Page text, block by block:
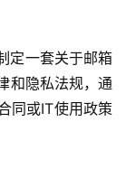
定一套关于邮箱
和隐私法规，通
同或IT使用政策